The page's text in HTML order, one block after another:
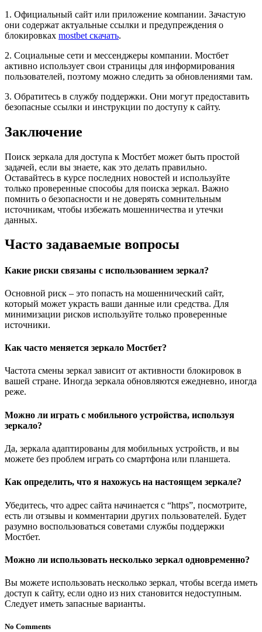
1. Официальный сайт или приложение компании. Зачастую
они содержат актуальные ссылки и предупреждения о
блокировках mostbet скачать.
2. Социальные сети и мессенджеры компании. Мостбет
активно использует свои страницы для информирования
пользователей, поэтому можно следить за обновлениями там.
3. Обратитесь в службу поддержки. Они могут предоставить
безопасные ссылки и инструкции по доступу к сайту.
Заключение
Поиск зеркала для доступа к Мостбет может быть простой
задачей, если вы знаете, как это делать правильно.
Оставайтесь в курсе последних новостей и используйте
только проверенные способы для поиска зеркал. Важно
помнить о безопасности и не доверять сомнительным
источникам, чтобы избежать мошенничества и утечки
данных.
Часто задаваемые вопросы
Какие риски связаны с использованием зеркал?
Основной риск – это попасть на мошеннический сайт,
который может украсть ваши данные или средства. Для
минимизации рисков используйте только проверенные
источники.
Как часто меняется зеркало Мостбет?
Частота смены зеркал зависит от активности блокировок в
вашей стране. Иногда зеркала обновляются ежедневно, иногда
реже.
Можно ли играть с мобильного устройства, используя
зеркало?
Да, зеркала адаптированы для мобильных устройств, и вы
можете без проблем играть со смартфона или планшета.
Как определить, что я нахожусь на настоящем зеркале?
Убедитесь, что адрес сайта начинается с “https”, посмотрите,
есть ли отзывы и комментарии других пользователей. Будет
разумно воспользоваться советами службы поддержки
Мостбет.
Можно ли использовать несколько зеркал одновременно?
Вы можете использовать несколько зеркал, чтобы всегда иметь
доступ к сайту, если одно из них становится недоступным.
Следует иметь запасные варианты.
No Comments